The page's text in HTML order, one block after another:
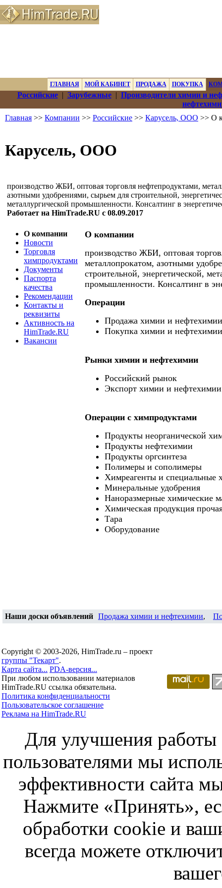
ГЛАВНАЯ МОЙ КАБИНЕТ ПРОДАЖА ПОКУПКА
Российские| Зарубежные| Производители химии и
Главная >> Компании >> Российские >> Карусель, ООО >> О
Карусель, ООО
производство ЖБИ, оптовая торговля нефтепродуктами,
азотными удобрениями, сырьем для строительной,
металлургической промышленности. Консалтинг в
Работает на HimTrade.RU с 08.09.2017
О компании
Новости
Торговля
химпродуктами
Документы
Паспорта
качества
Рекомендации
Контакты и
реквизиты
Активность на
HimTrade.RU
Вакансии
О компании
производство ЖБИ, оптовая
металлопрокатом, азотными
строительной, энергетической,
промышленности. Консалтинг в
Операции
Продажа химии и нефтехимии
Покупка химии и нефтехимии
Рынки химии и нефтехимии
Российский рынок
Экспорт химии и нефтехимии
Операции c химпродуктами
Продукты неорганической
Продукты нефтехимии
Продукты оргсинтеза
Полимеры и сополимеры
Химреагенты и специальные
Минеральные удобрения
Наноразмерные химические
Химическая продукция
Тара
Оборудование
Наши доски объявлений Продажа химии и нефтехимии,
Copyright © 2003-2026, HimTrade.ru – проект
группы "Текарт".
Карта сайта... PDA-версия...
При любом использовании материалов
HimTrade.RU ссылка обязательна.
Политика конфиденциальности
Пользовательское соглашение
Реклама на HimTrade.RU
Для улучшения работы
пользователями мы
эффективности сайта
Нажмите «Принять»,
обработки cookie и
всегда можете